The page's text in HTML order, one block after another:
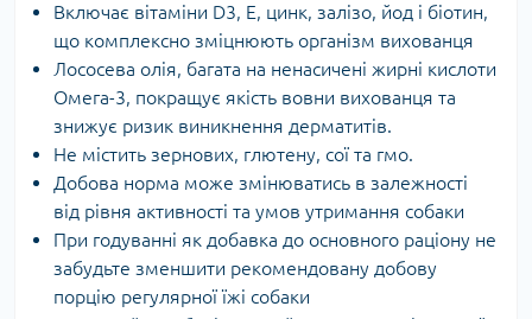
Включає вітаміни D3, Е, цинк, залізо, йод і біотин,
що комплексно зміцнюють організм вихованця
Лососева олія, багата на ненасичені жирні кислоти
Омега-3, покращує якість вовни вихованця та
знижує ризик виникнення дерматитів.
Не містить зернових, глютену, сої та гмо.
Добова норма може змінюватись в залежності
від рівня активності та умов утримання собаки
При годуванні як добавка до основного раціону не
забудьте зменшити рекомендовану добову
порцію регулярної їжі собаки